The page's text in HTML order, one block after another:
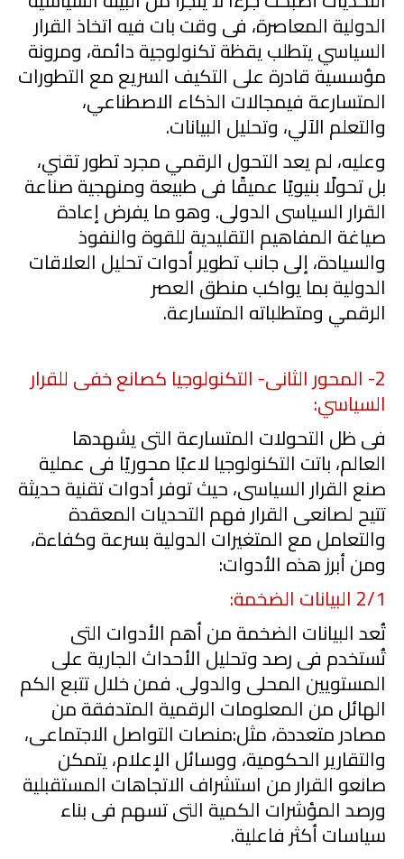
الدولية المعاصرة، فى وقت بات فيه اتخاذ القرار
السياسيتطلب يقظة تكنولوجية دائمة، ومرونة
مؤسسية قادرة على التكيف السريع مع التطورات
المتسارعة فيمجالات الذكاء الاصطناعي،
والتعلم الآلي، وتحليل البيانات.
وعليه، لم يعد التحول الرقميمجرد تطورتقني،
بل تحولًا بنيويًا عميقًا فى طبيعة ومنهجية صناعة
القرار السياسى الدولى. وهو ما يفرض إعادة
صياغة المفاهيم التقليدية للقوة والنفوذ
والسيادة، إلى جانب تطوير أدوات تحليل العلاقات
الدولية بما يواكب منطق العصر
الرقمي ومتطلباته المتسارعة.
2- المحور الثانى- التكنولوجيا كصانع خفى للقرار
السياسي:
فى ظل التحولات المتسارعة التى يشهدها
العالم، باتت التكنولوجيا لاعبًا محوريًا فى عملية
صنع القرار السياسى، حيث توفر أدوات تقنية حديثة
تتيح لصانعى القرار فهم التحديات المعقدة
والتعامل مع المتغيرات الدولية بسرعة وكفاءة،
ومن أبرز هذه الأدوات:
2/1
البيانات الضخمة:
تُعد البيانات الضخمة من أهم الأدوات التى
تُستخدم فى رصد وتحليل الأحداث الجارية على
المستويين المحلى والدولى. فمن خلال تتبع الكم
الهائل من المعلومات الرقمية المتدفقة من
مصادر متعددة، مثل:منصات التواصل الاجتماعى،
والتقارير الحكومية، ووسائل الإعلام، يتمكن
صانعو القرار من استشراف الاتجاهات المستقبلية
ورصد المؤشرات الكمية التى تسهم فى بناء
سياسات أكثر فاعلية.